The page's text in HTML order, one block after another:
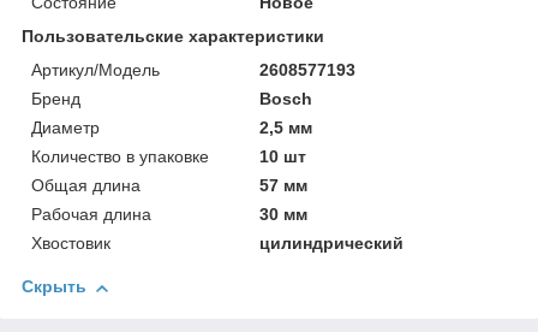
Пользовательские характеристики
Артикул/Модель
2608577193
Бренд
Bosch
Диаметр
2,5 мм
Количество в упаковке
10 шт
Общая длина
57 мм
Рабочая длина
30 мм
Хвостовик
цилиндрический
Скрыть